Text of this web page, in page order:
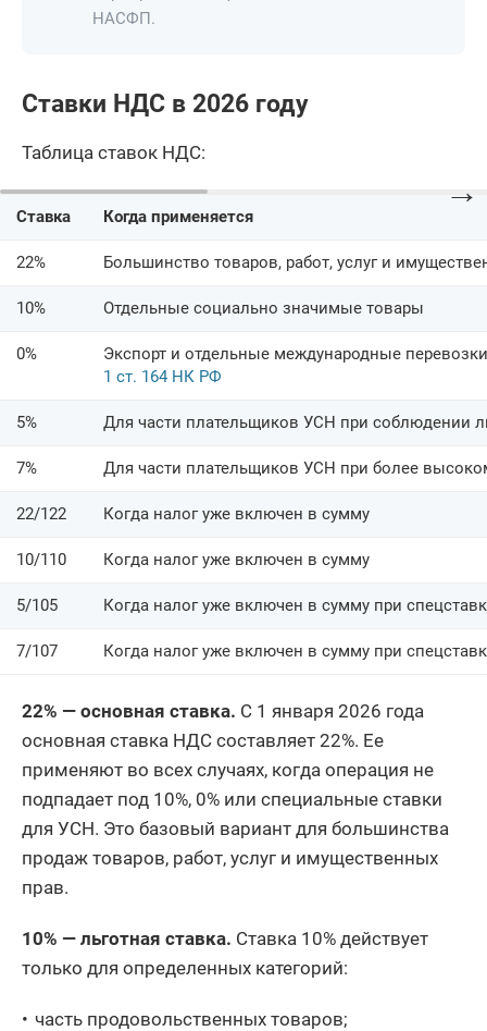
НАСФП.
Ставки НДС в 2026 году
Таблица ставок НДС:
→
Ставка Когда применяется
22% Большинство товаров, работ, услуг и
10% Отдельные социально значимые товары
0%
Экспорт и отдельные международные
1 ст. 164 НК РФ
5% Для части плательщиков УСН при соблюдении
7% Для части плательщиков УСН при более
22/122 Когда налог уже включен в сумму
10/110 Когда налог уже включен в сумму
5/105 Когда налог уже включен в сумму при
7/107 Когда налог уже включен в сумму при
22% — основная ставка. С 1 января 2026 года
основная ставка НДС составляет 22%. Ее
применяют во всех случаях, когда операция не
подпадает под 10%, 0% или специальные ставки
для УСН. Это базовый вариант для большинства
продаж товаров, работ, услуг и имущественных
прав.
10% — льготная ставка. Ставка 10% действует
только для определенных категорий:
часть продовольственных товаров;